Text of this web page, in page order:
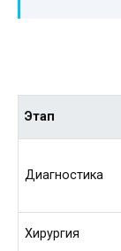
Этап
Диагностика
Хирургия